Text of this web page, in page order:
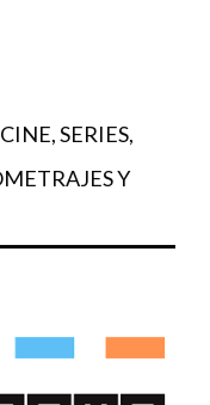
SERIES,
Y